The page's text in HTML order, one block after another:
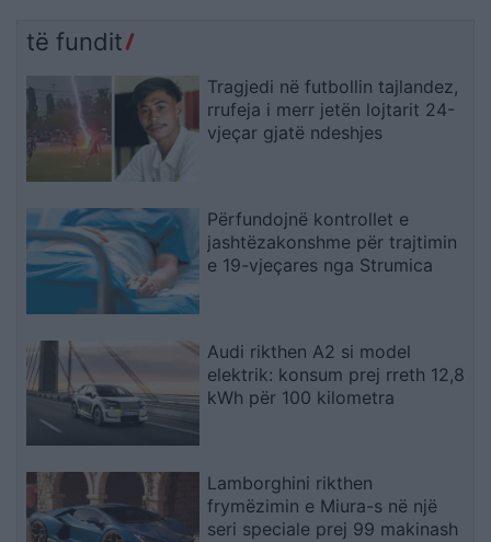
të fundit
Tragjedi në futbollin tajlandez,
rrufeja i merr jetën lojtarit 24-
vjeçar gjatë ndeshjes
Përfundojnë kontrollet e
jashtëzakonshme për trajtimin
e 19-vjeçares nga Strumica
Audi rikthen A2 si model
elektrik: konsum prej rreth 12,8
kWh për 100 kilometra
Lamborghini rikthen
frymëzimin e Miura-s në një
seri speciale prej 99 makinash